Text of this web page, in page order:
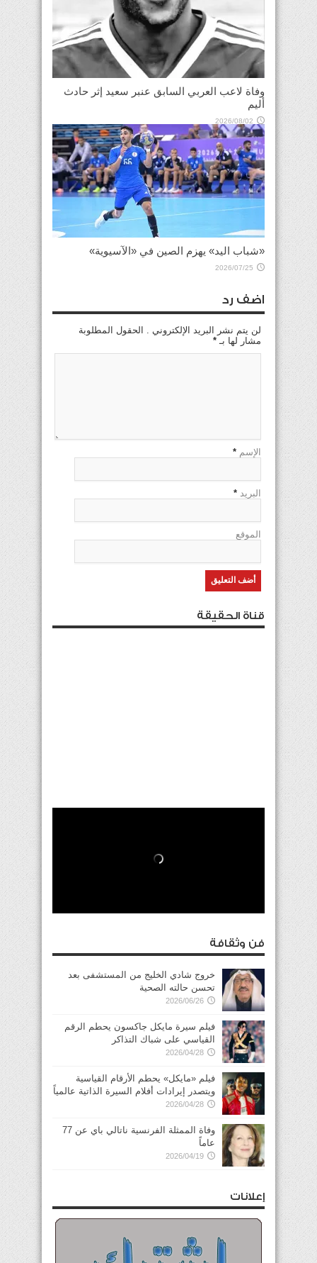
وفاة لاعب العربي السابق عنبر سعيد إثر حادث
أليم
2026/08/02
«شباب اليد» يهزم الصين في «الآسيوية»
2026/07/25
اضف رد
لن يتم نشر البريد الإلكتروني . الحقول المطلوبة
مشار لها بـ *
الإسم *
البريد *
الموقع
قناة الحقيقة
فن وثقافة
خروج شادي الخليج من المستشفى بعد
تحسن حالته الصحية
2026/06/26
فيلم سيرة مايكل جاكسون يحطم الرقم
القياسي على شباك التذاكر
2026/04/28
فيلم «مايكل» يحطم الأرقام القياسية
ويتصدر إيرادات أفلام السيرة الذاتية عالمياً
2026/04/28
وفاة الممثلة الفرنسية ناتالي باي عن 77
عاماً
2026/04/19
إعلانات